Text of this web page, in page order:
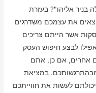
בניר אליהו"? בעזרת
את עצמכם משדרגים
אשר הייתם צריכים
לבצע חיפוש העסק
אחרים, אם כן, אתם
מבהתרגשותכם. במציאת
לעשות את חווייתכם